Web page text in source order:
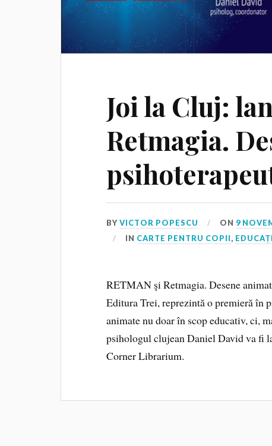
Joi la Cluj:
Retmagia.
BYVICTOR POPESCU ON 9
IN CARTE PENTRU COPII,
RETMAN şi Retmagia. Desene
Editura Trei, reprezintă o premieră în
animate nu doar în scop educativ, ci,
psihologul clujean Daniel David va fi
Corner Librarium.